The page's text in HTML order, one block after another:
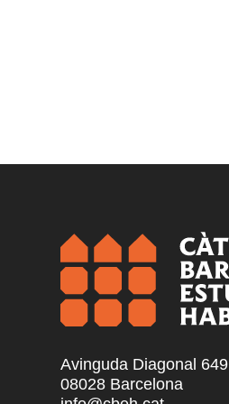
Avinguda Diagonal 649
08028 Barcelona